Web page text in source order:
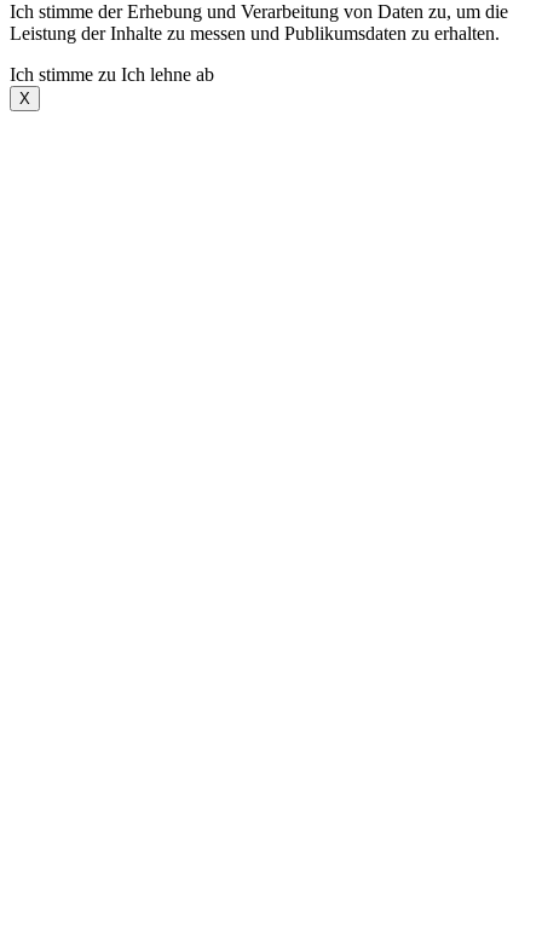
Ich stimme der Erhebung und Verarbeitung von Daten zu, um die
Leistung der Inhalte zu messen und Publikumsdaten zu erhalten.
Ich stimme zu Ich lehne ab
X